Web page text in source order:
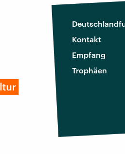
Kontakt
Empfang
Trophäen